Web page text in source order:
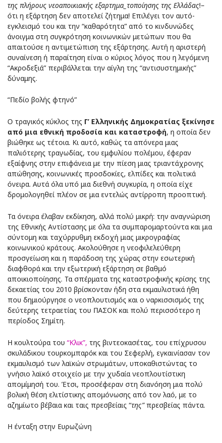
της πλήρους νεοαποικιακής εξαρτημα_τοποίησης της Ελλάδας!–
ότι η εξάρτηση δεν αποτελεί ζήτημα! Επιλέγει τον αυτό-
εγκλεισμό του και την “καθαρότητα” από το κινδυνώδες
άνοιγμα στη συγκρότηση κοινωνικών μετώπων που θα
απαιτούσε η αντιμετώπιση της εξάρτησης. Αυτή η αριστερή
συναίνεση ή παραίτηση είναι ο κύριος λόγος που η λεγόμενη
“Ακροδεξιά” περιβάλλεται την αίγλη της “αντισυστημικής”
δύναμης.
“Πεδίο βολής φτηνό”
Ο τραγικός κύκλος της Γ’ Ελληνικής Δημοκρατίας ξεκίνησε
από μια εθνική προδοσία και καταστροφή, η οποία δεν
βιώθηκε ως τέτοια. Κι αυτό, καθώς τα απόνερα μιας
παλιότερης τραγωδίας, του εμφυλίου πολέμου, έφεραν
εξαίφνης στην επιφάνεια με την πίεση μιας τριαντάχρονης
απώθησης, κοινωνικές προσδοκίες, ελπίδες και πολιτικά
όνειρα. Αυτά όλα υπό μια διεθνή συγκυρία, η οποία είχε
δρομολογηθεί πλέον σε μια εντελώς αντίρροπη προοπτική.
Τα όνειρα έλαβαν εκδίκηση, αλλά πολύ μικρή: την αναγνώριση
της Εθνικής Αντίστασης με όλα τα συμπαρομαρτούντα και μια
σύντομη και ταχύρρυθμη εκδοχή μιας μικρογραφίας
κοινωνικού κράτους. Ακολούθησε η νεοφιλελεύθερη
προσγείωση και η παράδοση της χώρας στην εσωτερική
διαφθορά και την εξωτερική εξάρτηση σε βαθμό
αποικιοποίησης. Τα σπέρματα της καταστροφικής κρίσης της
δεκαετίας του 2010 βρίσκονταν ήδη στα εκμαυλιστικά ήθη
που δημιούργησε ο νεοπλουτισμός και ο ναρκισσισμός της
δεύτερης τετραετίας του ΠΑΣΟΚ και πολύ περισσότερο η
περίοδος Σημίτη.
Η κουλτούρα του “Κλικ”, της βιντεοκασέτας, του επίχρυσου
σκυλάδικου τουρκομπαρόκ και του Σεφερλή, εγκαινίασαν τον
εκμαυλισμό των λαϊκών στρωμάτων, υποκαθιστώντας το
γνήσιο λαϊκό στοιχείο με την χυδαία νεοπλουτίστικη
απομίμησή του. Έτσι, προσέφεραν στη διανόηση μια πολύ
βολική θέση ελιτίστικης απομόνωσης από τον λαό, με το
αζημίωτο βέβαια και ταις πρεσβείαις “της”πρεσβείας πάντα.
Η ένταξη στην Ευρωζώνη